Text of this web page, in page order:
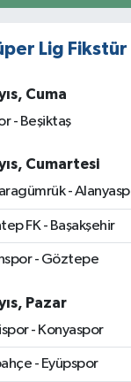
Lig Fikstür
Cuma
- Beşiktaş
Cumartesi
-
FK - Başakşehir
- Göztepe
Pazar
- Konyaspor
- Eyüpspor